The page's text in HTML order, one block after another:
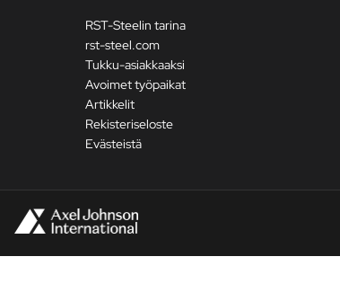
RST-Steelin tarina
rst-steel.com
Tukku-asiakkaaksi
Avoimet työpaikat
Artikkelit
Rekisteriseloste
Evästeistä